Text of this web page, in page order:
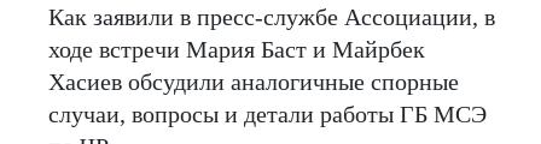
Как заявили в пресс-службе Ассоциации, в
ходе встречи Мария Баст и Майрбек
Хасиев обсудили аналогичные спорные
случаи, вопросы и детали работы ГБ МСЭ